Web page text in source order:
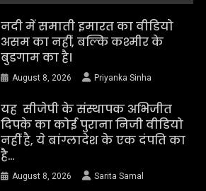
नदी में समाती इमारत का वीडियो
असम का नहीं, बल्कि कश्मीर के
बुडगाम का है।
August 8, 2026 Priyanka Sinha
यह सीजेपी के संस्थापक अभिजीत
दिपके का कोई पुराना निजी वीडियो
नहीं है, ये बांग्लादेश के एक दंपति का
है…
August 8, 2026 Sarita Samal